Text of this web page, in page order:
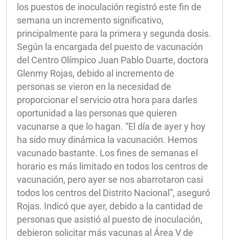
los puestos de inoculación registró este fin de
semana un incremento significativo,
principalmente para la primera y segunda dosis.
Según la encargada del puesto de vacunación
del Centro Olímpico Juan Pablo Duarte, doctora
Glenmy Rojas, debido al incremento de
personas se vieron en la necesidad de
proporcionar el servicio otra hora para darles
oportunidad a las personas que quieren
vacunarse a que lo hagan. “El día de ayer y hoy
ha sido muy dinámica la vacunación. Hemos
vacunado bastante. Los fines de semanas el
horario es más limitado en todos los centros de
vacunación, pero ayer se nos abarrotaron casi
todos los centros del Distrito Nacional”, aseguró
Rojas. Indicó que ayer, debido a la cantidad de
personas que asistió al puesto de inoculación,
debieron solicitar más vacunas al Área V de